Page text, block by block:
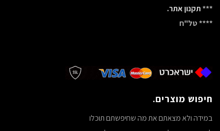
***תקנון אתר.
**** טל"ח
חיפוש מוצרים.
במידה ולא מצאתם את מה שחיפשתם תוכלו